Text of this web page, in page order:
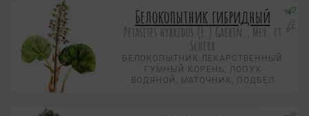
Белокопытник гибридный
Petasites hybridus (L.) Gaertn., Mey. et
Scherb
БЕЛОКОПЫТНИК ЛЕКАРСТВЕННЫЙ
ГУМНЫЙ КОРЕНЬ, ЛОПУХ
ВОДЯНОЙ, МАТОЧНИК, ПОДБЕЛ